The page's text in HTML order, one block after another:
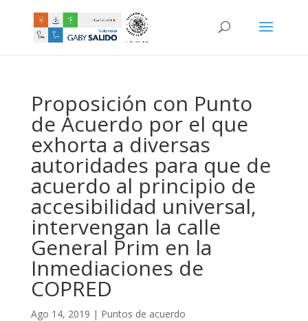
Proposición con Punto
de Acuerdo por el que
exhorta a diversas
autoridades para que de
acuerdo al principio de
accesibilidad universal,
intervengan la calle
General Prim en la
Inmediaciones de
COPRED
Ago 14, 2019 | Puntos de acuerdo